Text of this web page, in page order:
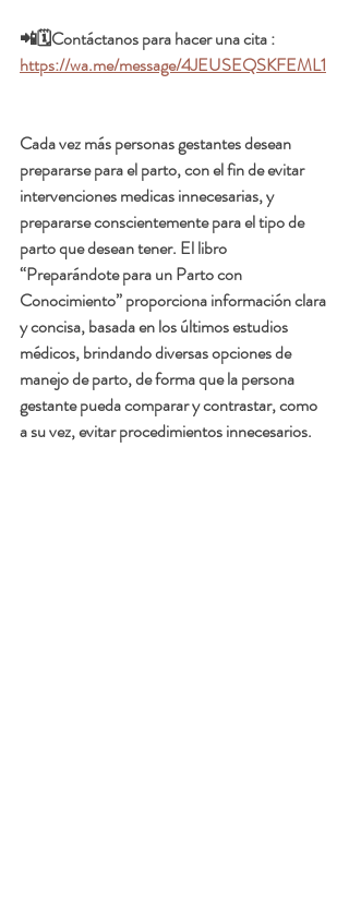
📲🗓️Contáctanos para hacer una cita :
https://wa.me/message/4JEUSEQSKFEML1
Cada vez más personas gestantes desean
prepararse para el parto, con el fin de evitar
intervenciones medicas innecesarias, y
prepararse conscientemente para el tipo de
parto que desean tener. El libro
“Preparándote para un Parto con
Conocimiento” proporciona información clara
y concisa, basada en los últimos estudios
médicos, brindando diversas opciones de
manejo de parto, de forma que la persona
gestante pueda comparar y contrastar, como
a su vez, evitar procedimientos innecesarios.